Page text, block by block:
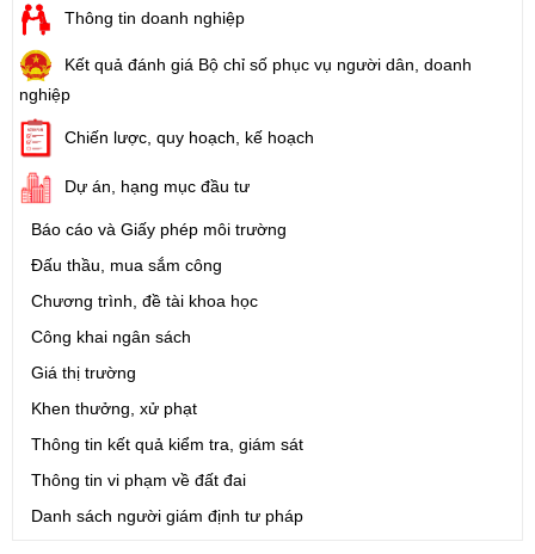
Thông tin doanh nghiệp
Kết quả đánh giá Bộ chỉ số phục vụ người dân, doanh
nghiệp
Chiến lược, quy hoạch, kế hoạch
Dự án, hạng mục đầu tư
Báo cáo và Giấy phép môi trường
Đấu thầu, mua sắm công
Chương trình, đề tài khoa học
Công khai ngân sách
Giá thị trường
Khen thưởng, xử phạt
Thông tin kết quả kiểm tra, giám sát
Thông tin vi phạm về đất đai
Danh sách người giám định tư pháp